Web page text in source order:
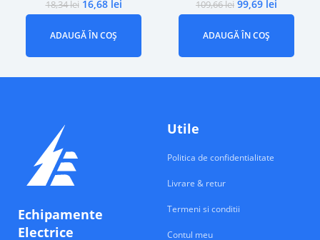
18,34lei 16,68 lei
ADAUGĂ ÎN COȘ
109,66lei 99,69 lei
ADAUGĂ ÎN COȘ
Echipamente
Electrice
Utile
Politica de confidentialitate
Livrare & retur
Termeni si conditii
Contul meu